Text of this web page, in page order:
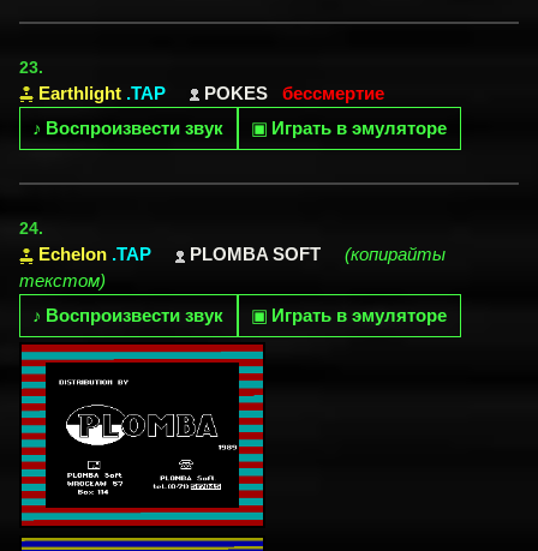
23.
Earthlight .TAP POKES
бессмертие
♪ Воспроизвести звук ▣ Играть в эмуляторе
24.
Echelon .TAP PLOMBA SOFT
(копирайты
текстом)
♪ Воспроизвести звук ▣ Играть в эмуляторе